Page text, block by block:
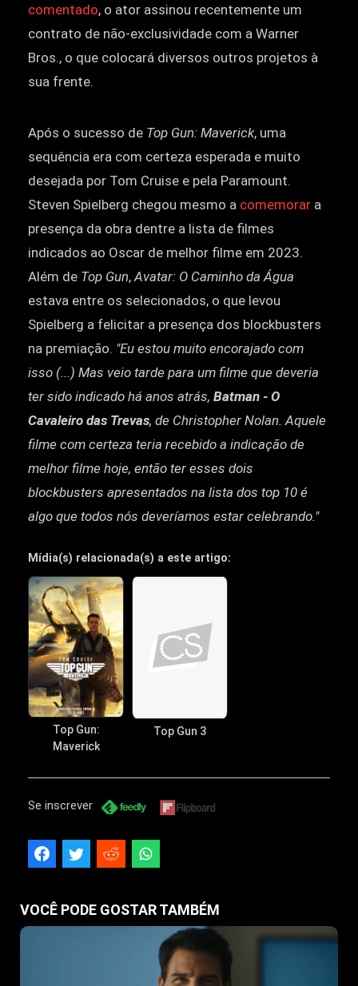
comentado, o ator assinou recentemente um
contrato de não-exclusividade com a Warner
Bros., o que colocará diversos outros projetos à
sua frente.
Após o sucesso de Top Gun: Maverick, uma
sequência era com certeza esperada e muito
desejada por Tom Cruise e pela Paramount.
Steven Spielberg chegou mesmo a comemorar a
presença da obra dentre a lista de filmes
indicados ao Oscar de melhor filme em 2023.
Além de Top Gun, Avatar: O Caminho da Água
estava entre os selecionados, o que levou
Spielberg a felicitar a presença dos blockbusters
na premiação. "Eu estou muito encorajado com
isso (...) Mas veio tarde para um filme que deveria
ter sido indicado há anos atrás, Batman - O
Cavaleiro das Trevas, de Christopher Nolan. Aquele
filme com certeza teria recebido a indicação de
melhor filme hoje, então ter esses dois
blockbusters apresentados na lista dos top 10 é
algo que todos nós deveríamos estar celebrando."
Mídia(s) relacionada(s) a este artigo:
Top Gun:
Maverick
Top Gun 3
Se inscrever
VOCÊ PODE GOSTAR TAMBÉM